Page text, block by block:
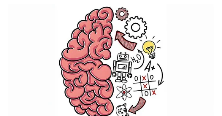
about-color-blindness-tests#1
https://www.aoa.org/healthy-eyes/eye-and-vision-
conditions/color-vision-deficiency?sso=y